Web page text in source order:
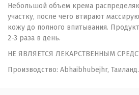
Небольшой объем крема
участку, после чего втирают
кожу до полного впитывания.
2-3 раза в день.
НЕ ЯВЛЯЕТСЯ ЛЕКАРСТВЕННЫМ
Производство: Abhaibhubejhr, Таиланд.